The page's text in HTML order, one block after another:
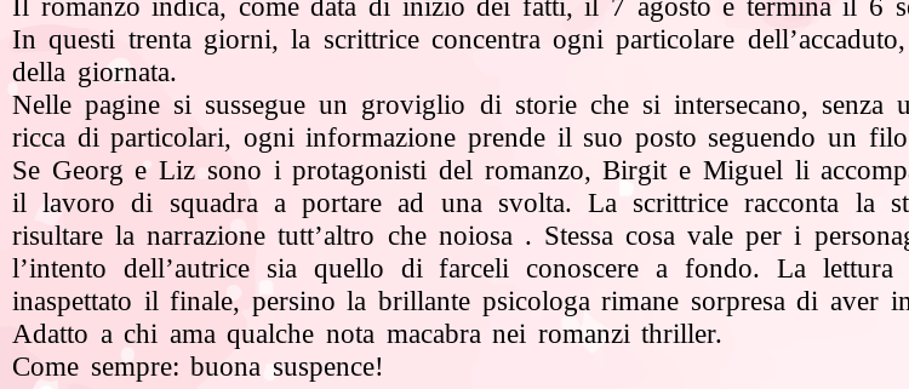
Il romanzo indica, come data di inizio dei fatti, il 7 agosto e termina il 6
In questi trenta giorni, la scrittrice concentra ogni particolare
della giornata.
Nelle pagine si sussegue un groviglio di storie che si intersecano, senza
ricca di particolari, ogni informazione prende il suo posto seguendo un
Se Georg e Liz sono i protagonisti del romanzo, Birgit e Miguel li
il lavoro di squadra a portare ad una svolta. La scrittrice racconta
risultare la narrazione tutt’altro che noiosa . Stessa cosa vale per i
l’intento dell’autrice sia quello di farceli conoscere a fondo. La
inaspettato il finale, persino la brillante psicologa rimane sorpresa di aver
Adatto a chi ama qualche nota macabra nei romanzi thriller.
Come sempre: buona suspence!